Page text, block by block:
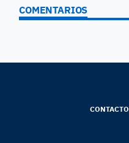
COMENTARIOS
CONTACTO